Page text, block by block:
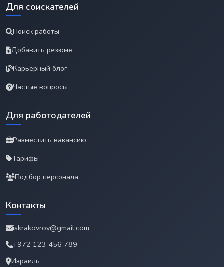
Для соискателей
Поиск работы
Добавить резюме
Карьерный блог
Частые вопросы
Для работодателей
Разместить вакансию
Тарифы
Подбор персонала
Контакты
iskrakovrov@gmail.com
+972 123 456 789
Израиль